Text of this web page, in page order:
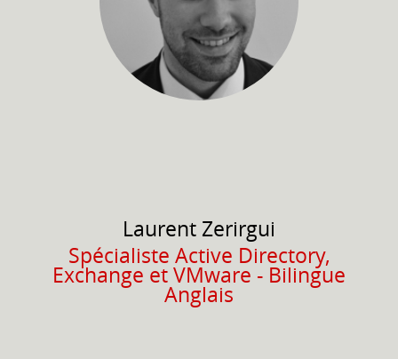
Laurent Zerirgui
Spécialiste Active Directory,
Exchange et VMware - Bilingue
Anglais